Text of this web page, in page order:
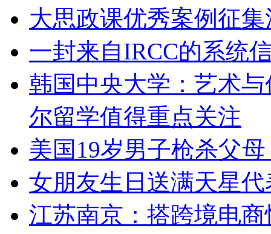
大思政课优秀案例征
一封来自IRCC的系统
韩国中央大学：艺术
尔留学值得重点关注
美国19岁男子枪杀父
女朋友生日送满天星
江苏南京：搭跨境电商